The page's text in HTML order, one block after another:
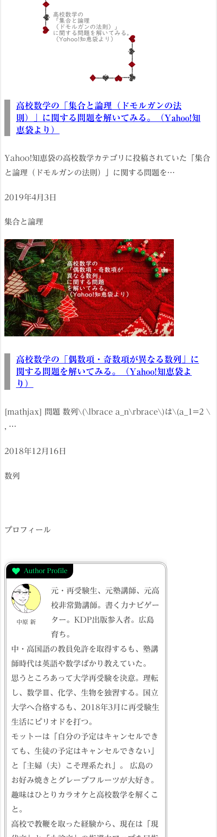
高校数学の「集合と論理（ドモルガンの法
則）」に関する問題を解いてみる。（Yahoo!知
恵袋より）
Yahoo!知恵袋の高校数学カテゴリに投稿されていた「集合
と論理（ドモルガンの法則）」に関する問題を…
2019年4月3日
集合と論理
高校数学の「偶数項・奇数項が異なる数列」に
関する問題を解いてみる。（Yahoo!知恵袋よ
り）
[mathjax] 問題 数列\(\lbrace a_n\rbrace\)は\(a_1=2 \
, …
2018年12月16日
数列
プロフィール
Author Profile
中原 新
元・再受験生、元塾講師、元高
校非常勤講師。書く力ナビゲー
ター。KDP出版参入者。広島
育ち。
中・高国語の教員免許を取得するも、塾講
師時代は英語や数学ばかり教えていた。
思うところあって大学再受験を決意。理転
し、数学Ⅲ、化学、生物を独習する。国立
大学へ合格するも、2018年3月に再受験生
生活にピリオドを打つ。
モットーは「自分の予定はキャンセルでき
ても、生徒の予定はキャンセルできない」
と「主婦（夫）こそ理系たれ」。 広島の
お好み焼きとグレープフルーツが大好き。
趣味はひとりカラオケと高校数学を解くこ
と。
高校で教鞭を取った経験から、現在は「現